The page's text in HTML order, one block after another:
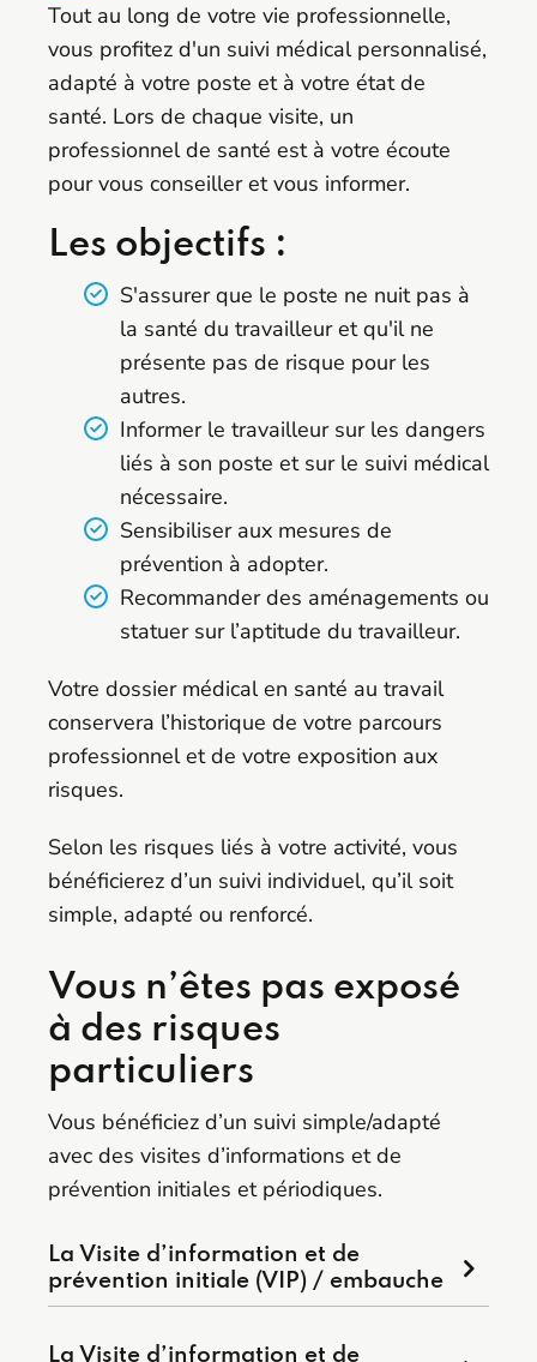
Tout au long de votre vie professionnelle,
vous profitez d'un suivi médical personnalisé,
adapté à votre poste et à votre état de
santé. Lors de chaque visite, un
professionnel de santé est à votre écoute
pour vous conseiller et vous informer.
Les objectifs :
S'assurer que le poste ne nuit pas à
la santé du travailleur et qu'il ne
présente pas de risque pour les
autres.
Informer le travailleur sur les dangers
liés à son poste et sur le suivi médical
nécessaire.
Sensibiliser aux mesures de
prévention à adopter.
Recommander des aménagements ou
statuer sur l’aptitude du travailleur.
Votre dossier médical en santé au travail
conservera l’historique de votre parcours
professionnel et de votre exposition aux
risques.
Selon les risques liés à votre activité, vous
bénéficierez d’un suivi individuel, qu’il soit
simple, adapté ou renforcé.
Vous n’êtes pas exposé
à des risques
particuliers
Vous bénéficiez d’un suivi simple/adapté
avec des visites d’informations et de
prévention initiales et périodiques.
La Visite d’information et de
prévention initiale (VIP) / embauche
La Visite d’information et de